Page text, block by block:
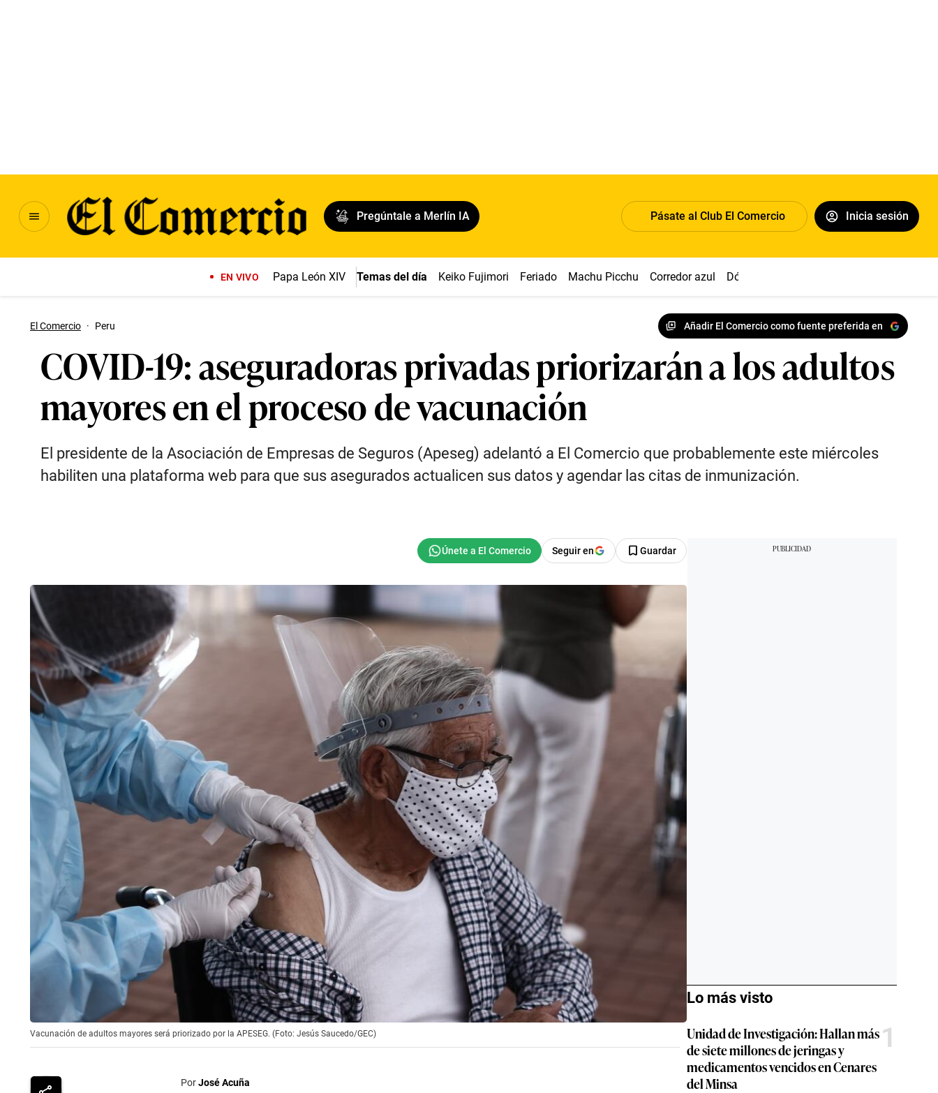
Pregúntale a Merlín IA Pásate al Club El Comercio Inicia sesión
EN VIVO Papa León XIV Temas del día Keiko Fujimori Feriado Machu Picchu Corredor azul Dólar
El Comercio · Peru Añadir El Comercio como fuente preferida en
COVID-19: aseguradoras privadas priorizarán a los adultos
mayores en el proceso de vacunación
El presidente de la Asociación de Empresas de Seguros (Apeseg) adelantó a El Comercio que probablemente este miércoles
habiliten una plataforma web para que sus asegurados actualicen sus datos y agendar las citas de inmunización.
Seguir en Guardar
Vacunación de adultos mayores será priorizado por la APESEG. (Foto: Jesús Saucedo/GEC)
PorJosé Acuña
Lo más visto
Unidad de Investigación: Hallan más
de siete millones de jeringas y
medicamentos vencidos en Cenares
del Minsa
1